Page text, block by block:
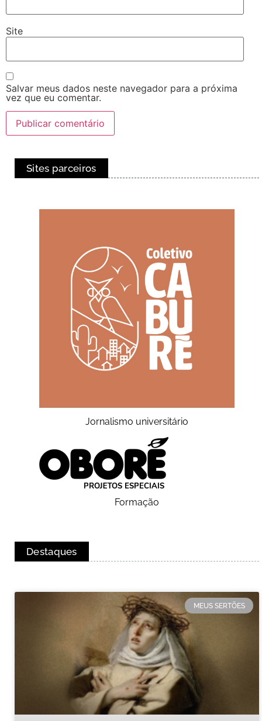
Site
Salvar meus dados neste navegador para a próxima
vez que eu comentar.
Sites parceiros
Jornalismo universitário
Formação
Destaques
MEUS SERTÕES